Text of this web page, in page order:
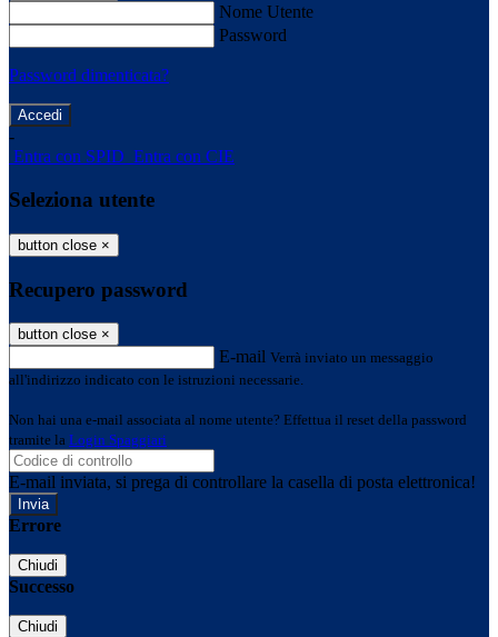
Nome Utente
Password
Password dimenticata?
-
Entra con SPID Entra con CIE
Seleziona utente
button close ×
Recupero password
button close ×
E-mail Verrà inviato un messaggio
all'indirizzo indicato con le istruzioni necessarie.
Non hai una e-mail associata al nome utente? Effettua il reset della password
tramite la Login Spaggiari
E-mail inviata, si prega di controllare la casella di posta elettronica!
Errore
Chiudi
Successo
Chiudi